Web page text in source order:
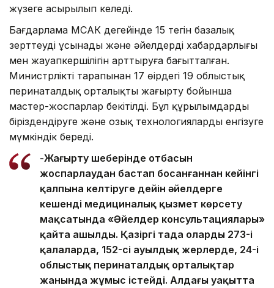
жүзеге асырылып келеді.
Бағдарлама МСАК деңгейінде 15 тегін базалық
зерттеуді ұсынады және әйелдердің хабардарлығы
мен жауапкершілігін арттыруға бағытталған.
Министрліктің тарапынан 17 өңірдегі 19 облыстық
перинаталдық орталықты жаңғырту бойынша
мастер-жоспарлар бекітілді. Бұл құрылымдарды
біріздендіруге және озық технологияларды енгізуге
мүмкіндік береді.
-Жаңғырту шеңберінде отбасын
жоспарлаудан бастап босанғаннан кейінгі
қалпына келтіруге дейін әйелдерге
кешенді медициналық қызмет көрсету
мақсатында «Әйелдер консультациялары»
қайта ашылды. Қазіргі таңда олардың 273-і
қалаларда, 152-сі ауылдық жерлерде, 24-і
облыстық перинаталдық орталықтар
жанында жұмыс істейді. Алдағы уақытта